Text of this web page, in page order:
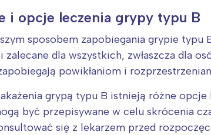
i opcje leczenia grypy typu B
sposobem zapobiegania grypie
zalecane dla wszystkich, zwłaszcza dla
powikłaniom i
grypą typu B istnieją różne
być przepisywane w celu skrócenia
się z lekarzem przed
Interesują mnie
Warszawa
Łódź
Wrocław